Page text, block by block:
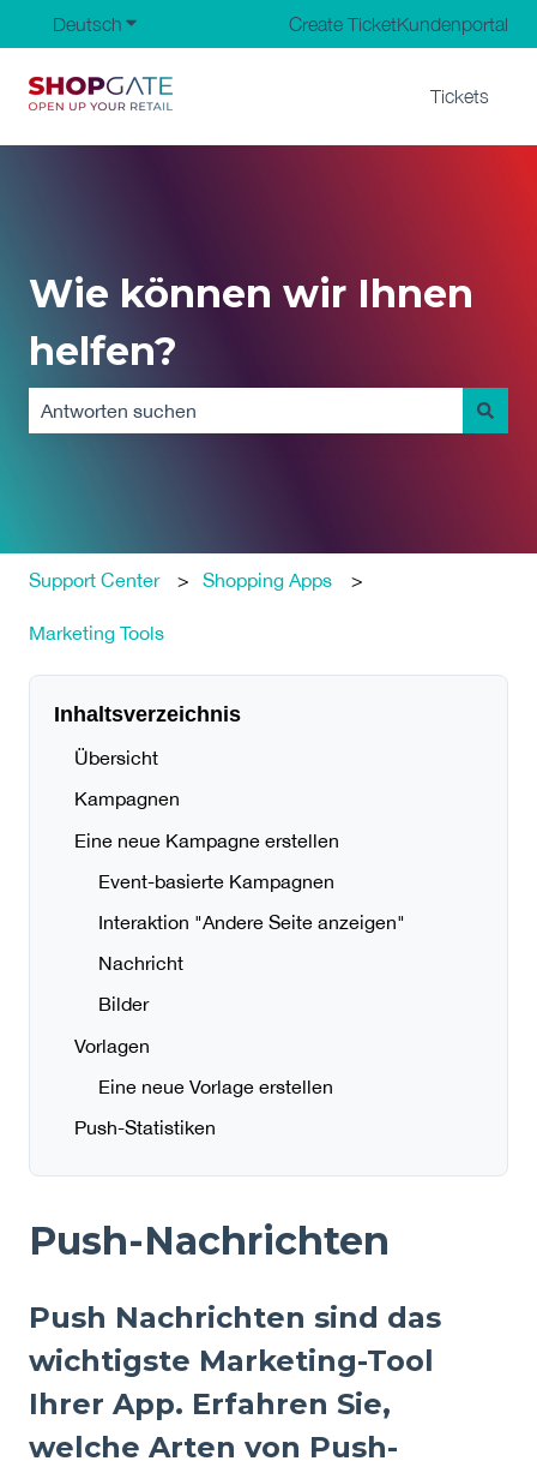
Deutsch Untermenü für Übersetzungen anzeigen
Create TicketKundenportal
Tickets
Wie können wir Ihnen
helfen?
Support Center Shopping Apps
Marketing Tools
Inhaltsverzeichnis
Übersicht
Kampagnen
Eine neue Kampagne erstellen
Event-basierte Kampagnen
Interaktion "Andere Seite anzeigen"
Nachricht
Bilder
Vorlagen
Eine neue Vorlage erstellen
Push-Statistiken
Push-Nachrichten
Push Nachrichten sind das
wichtigste Marketing-Tool
Ihrer App. Erfahren Sie,
welche Arten von Push-